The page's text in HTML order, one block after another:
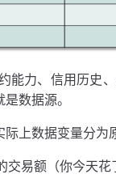
能力、信用历史
数据源。
上数据变量分为
易额（你今天花